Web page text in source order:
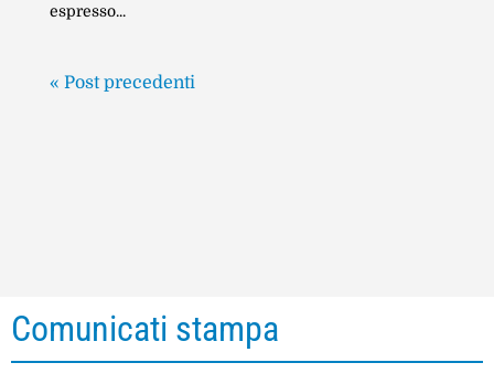
espresso...
« Post precedenti
Comunicati stampa